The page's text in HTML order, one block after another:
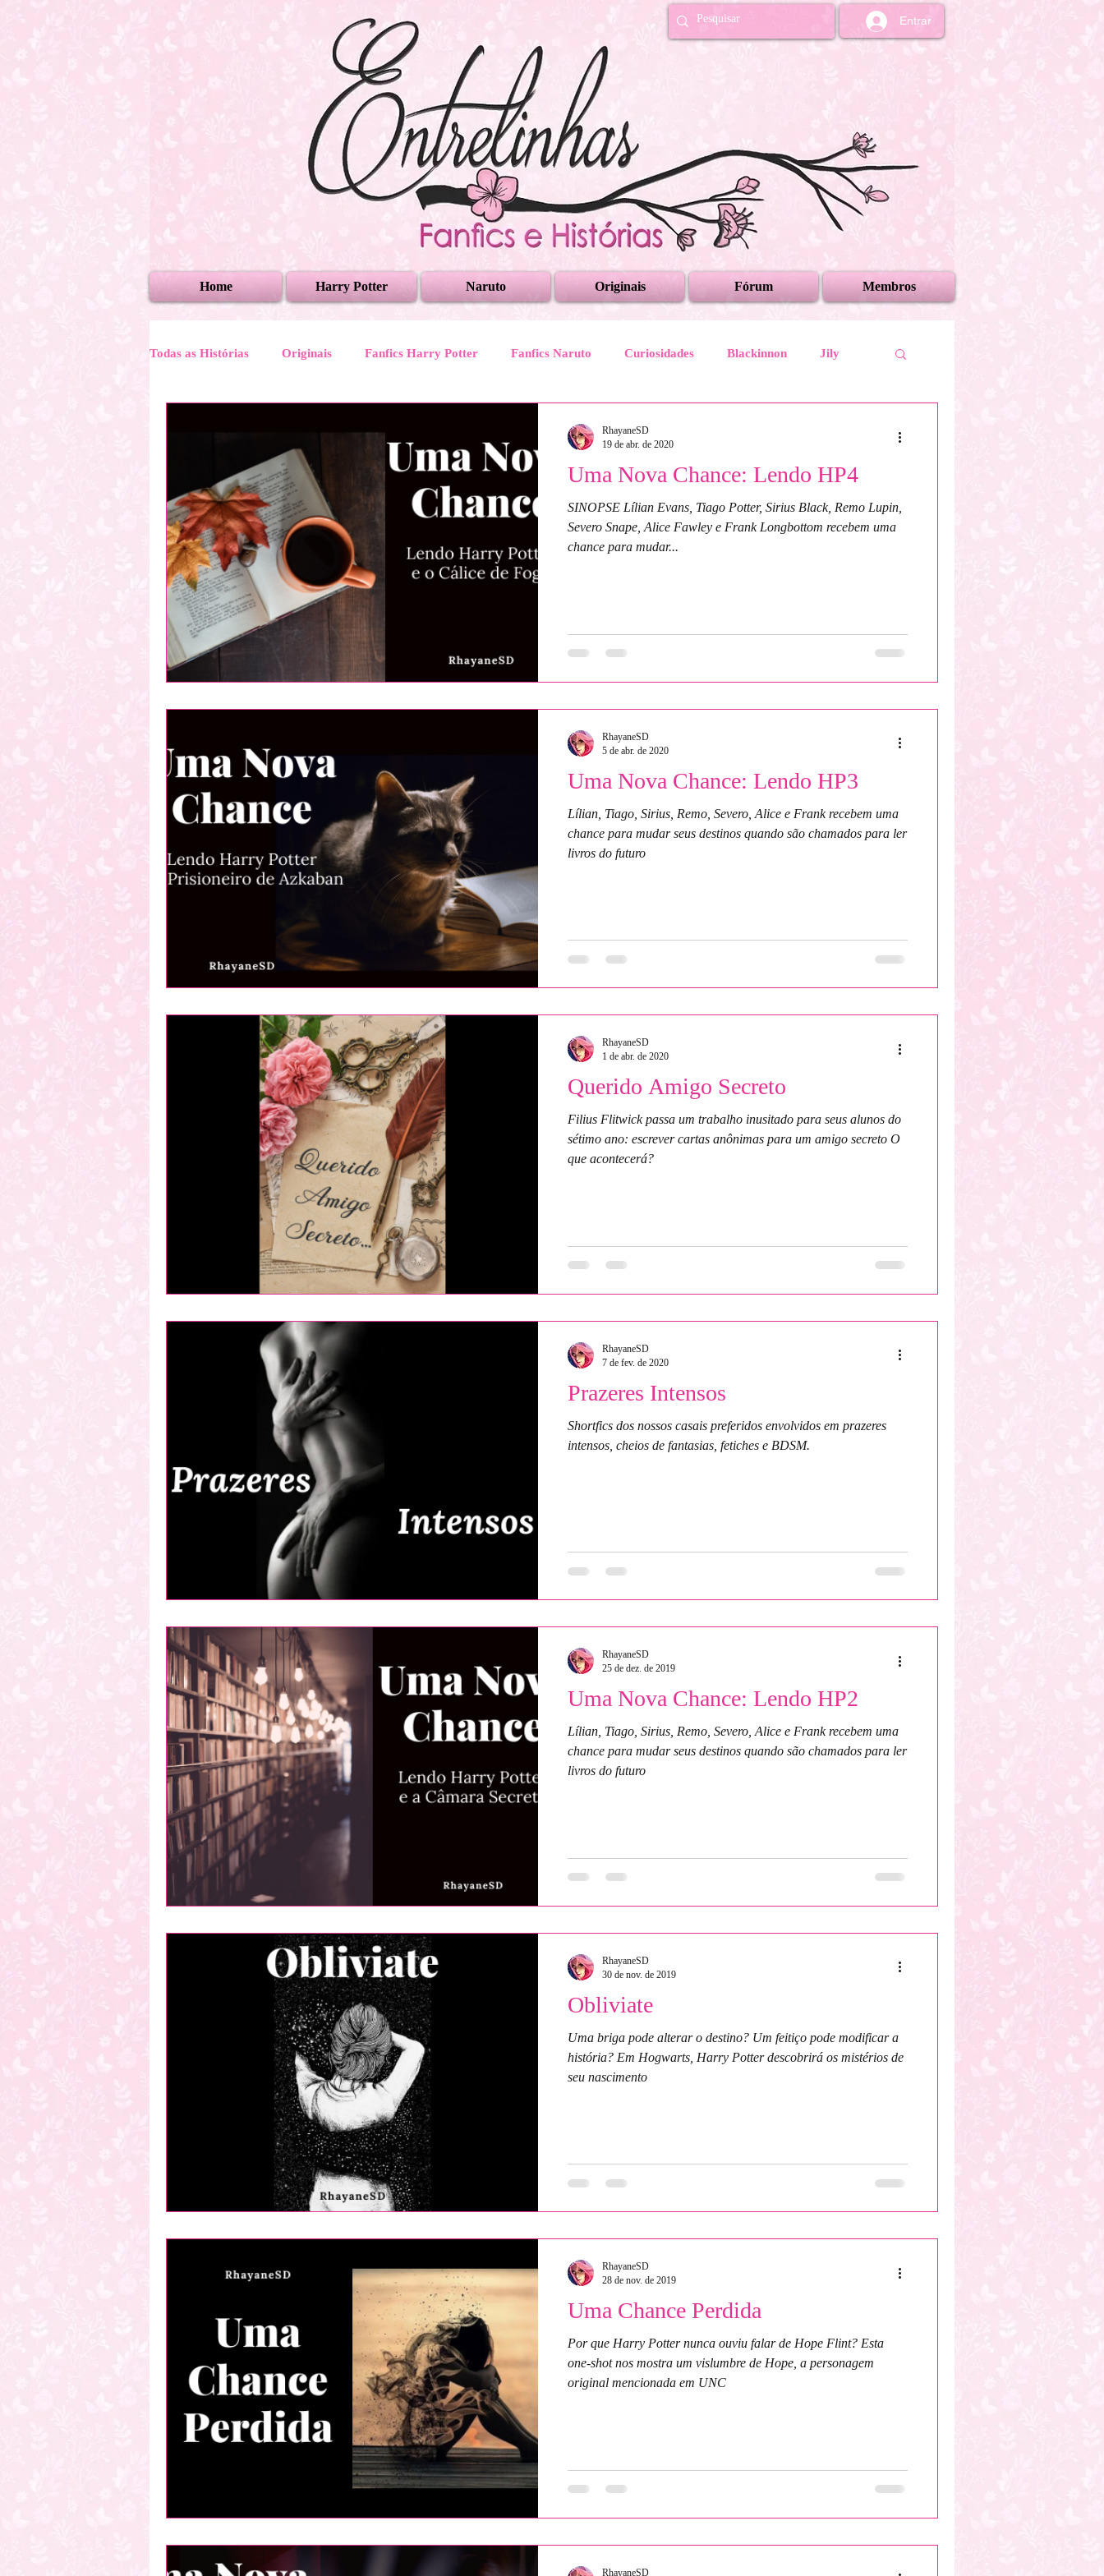
Entrar
Home Harry Potter Naruto Originais Fórum Membros
Todas as Histórias Originais Fanfics Harry Potter Fanfics Naruto Curiosidades Blackinnon Jily
Amores Eternos Destinos Cruzados Spin-off Chances Uma Nova Chance Concluída Em andamento
Universo Alternativo
Uma Nova Chance: Lendo HP4
SINOPSE Lílian Evans, Tiago Potter, Sirius Black, Remo Lupin,
Severo Snape, Alice Fawley e Frank Longbottom recebem uma
chance para mudar...
RhayaneSD
19 de abr. de 2020
Uma Nova Chance: Lendo HP3
Lílian, Tiago, Sirius, Remo, Severo, Alice e Frank recebem uma
chance para mudar seus destinos quando são chamados para ler
livros do futuro
RhayaneSD
5 de abr. de 2020
Querido Amigo Secreto
Filius Flitwick passa um trabalho inusitado para seus alunos do
sétimo ano: escrever cartas anônimas para um amigo secreto O
que acontecerá?
RhayaneSD
1 de abr. de 2020
Prazeres Intensos
Shortfics dos nossos casais preferidos envolvidos em prazeres
intensos, cheios de fantasias, fetiches e BDSM.
RhayaneSD
7 de fev. de 2020
Uma Nova Chance: Lendo HP2
Lílian, Tiago, Sirius, Remo, Severo, Alice e Frank recebem uma
chance para mudar seus destinos quando são chamados para ler
livros do futuro
RhayaneSD
25 de dez. de 2019
Obliviate
Uma briga pode alterar o destino? Um feitiço pode modificar a
história? Em Hogwarts, Harry Potter descobrirá os mistérios de
seu nascimento
RhayaneSD
30 de nov. de 2019
Uma Chance Perdida
Por que Harry Potter nunca ouviu falar de Hope Flint? Esta
one-shot nos mostra um vislumbre de Hope, a personagem
original mencionada em UNC
RhayaneSD
28 de nov. de 2019
RhayaneSD